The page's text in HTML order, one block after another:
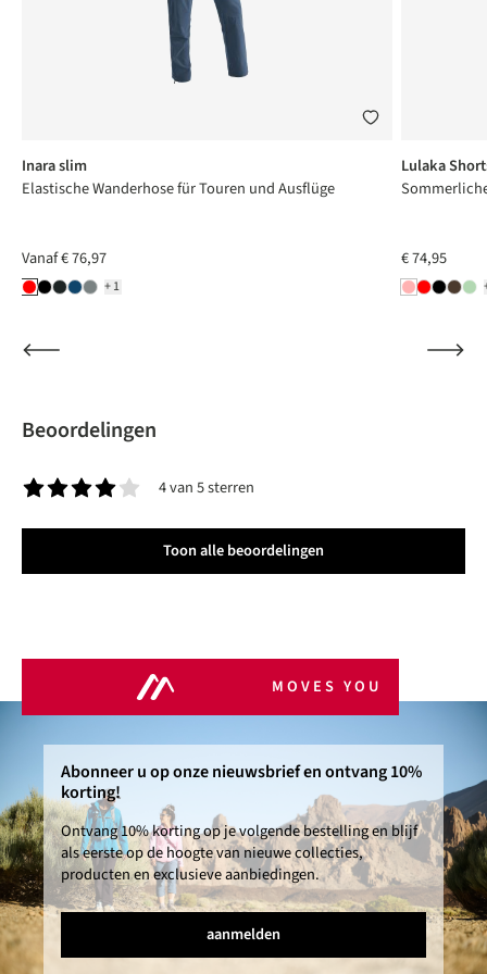
+1
Inara slim
Elastische Wanderhose für Touren und Ausflüge
Vanaf€ 76,97
Lulaka
€ 74,95
Beoordelingen
4 van 5 sterren
Toon alle beoordelingen
MOVES YOU
Abonneer u op onze nieuwsbrief en ontvang 10%
korting!
Ontvang 10% korting op je volgende bestelling en blijf
als eerste op de hoogte van nieuwe collecties,
producten en exclusieve aanbiedingen.
aanmelden